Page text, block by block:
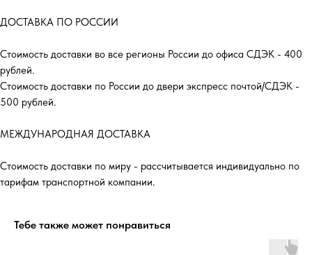
ДОСТАВКА ПО РОССИИ
Стоимость доставки во все регионы России до офиса СДЭК - 400
рублей.
Стоимость доставки по России до двери экспресс почтой/СДЭК -
500 рублей.
МЕЖДУНАРОДНАЯ ДОСТАВКА
Стоимость доставки по миру - рассчитывается индивидуально по
тарифам транспортной компании.
Тебе также может понравиться